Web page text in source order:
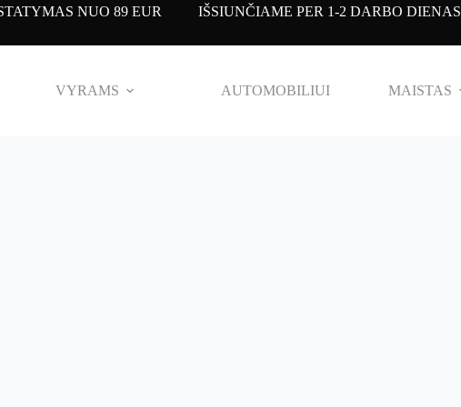
NUO 89 EUR IŠSIUNČIAME PER 1-2 DARBO DIENAS
VYRAMS AUTOMOBILIUI MAISTAS